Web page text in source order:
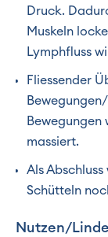
Druck.
Muskeln
Lymphfluss
Fliessender
Bewegungen
massiert.
Als
Schütteln
Nutzen/